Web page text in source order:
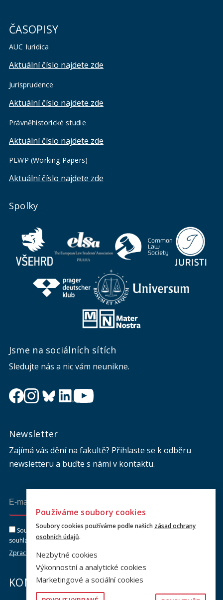
ČASOPISY
AUC Iuridica
Aktuální číslo najdete zde
Jurisprudence
Aktuální číslo najdete zde
Právněhistorické studie
Aktuální číslo najdete zde
PLWP (Working Papers)
Aktuální číslo najdete zde
Spolky
Jsme na sociálních sítích
Sledujte nás a nic vám neunikne.
Newsletter
Zajímá vás dění na fakultě? Přihlaste se k odběru
newsletteru a buďte s námi v kontaktu.
Souhlasím se zasíláním newsletteru na výše uvedenou adresu a
souhlasím se zpracováním osobních údajů dle dokumentu níže.
Zpracování osobních údajů
KONTAKTY
Používáme soubory cookies
Soubory cookies používáme podle našich zásad ochrany
osobních údajů.
Nezbytné cookies
Výkonnostní a analytické cookies
Marketingové a sociální cookies